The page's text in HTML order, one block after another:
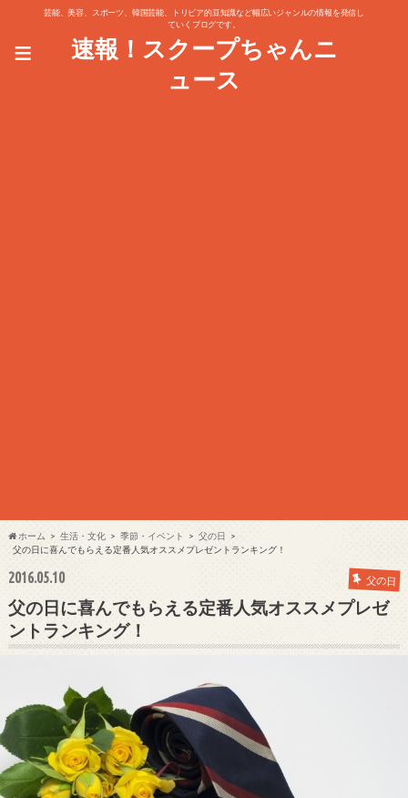
芸能、美容、スポーツ、韓国芸能、トリビア的豆知識など幅広いジャンルの情報を発信し
ていくブログです。
速報！スクープちゃんニ
ュース
≡
ホーム 生活・文化 季節・イベント
父の日
父の日に喜んでもらえる定番人気オススメプレゼントランキング！
2016.05.10 父の日
父の日に喜んでもらえる定番人気オススメプレゼ
ントランキング！